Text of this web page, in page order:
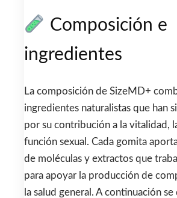
Composición e
ingredientes
La composición de SizeMD+
ingredientes naturalistas que han
por su contribución a la vitalidad,
función sexual. Cada gomita
de moléculas y extractos que
para apoyar la producción de
la salud general. A continuación